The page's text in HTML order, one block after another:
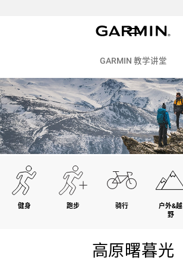
GARMIN 教学讲堂
健身 跑步 骑行
户外&越
野
高原曙暮光